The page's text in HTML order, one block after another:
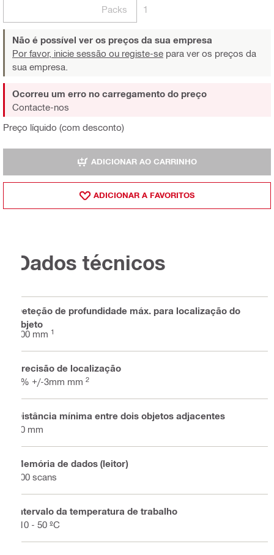
Packs 1
Não é possível ver os preços da sua empresa
Por favor, inicie sessão ou registe-se para ver os preços da
sua empresa.
Preço líquido (com desconto)
Ocorreu um erro no carregamento do preço
Contacte-nos
ADICIONAR AO CARRINHO
ADICIONAR A FAVORITOS
Dados técnicos
Deteção de profundidade máx. para localização do
objeto
200 mm 1
Precisão de localização
1% +/-3mm mm 2
Distância mínima entre dois objetos adjacentes
30 mm
Memória de dados (leitor)
200 scans
Intervalo da temperatura de trabalho
-10 - 50 ºC